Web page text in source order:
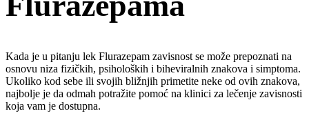
Kada je u pitanju lek Flurazepam zavisnost se može prepoznati na
osnovu niza fizičkih, psiholoških i biheviralnih znakova i simptoma.
Ukoliko kod sebe ili svojih bližnjih primetite neke od ovih znakova,
najbolje je da odmah potražite pomoć na klinici za lečenje zavisnosti
koja vam je dostupna.